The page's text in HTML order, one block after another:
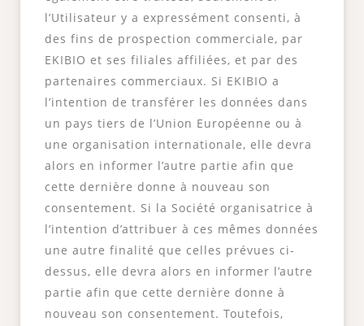
l’Utilisateur y a expressément consenti, à
des fins de prospection commerciale, par
EKIBIO et ses filiales affiliées, et par des
partenaires commerciaux. Si EKIBIO a
l’intention de transférer les données dans
un pays tiers de l’Union Européenne ou à
une organisation internationale, elle devra
alors en informer l’autre partie afin que
cette dernière donne à nouveau son
consentement. Si la Société organisatrice à
l’intention d’attribuer à ces mêmes données
une autre finalité que celles prévues ci-
dessus, elle devra alors en informer l’autre
partie afin que cette dernière donne à
nouveau son consentement. Toutefois,